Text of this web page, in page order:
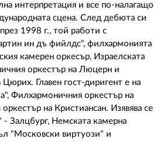
интерпретация и все по-налагащо
сцена. След дебюта си
1998 г., той работи с
ин дъ фийлдс", филхармонията
камерен оркесър, Израелската
оркестър на Люцерн и
Главен гост-диригент е на
Филхармоничния оркестър на
на Кристиансан. Изявява се
- Залцбург, Немската камерна
"Московски виртуози" и